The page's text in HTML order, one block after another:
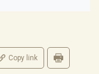
Copy link